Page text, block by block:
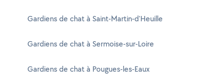
Gardiens de chat à Saint-Martin-d'Heuille
Gardiens de chat à Sermoise-sur-Loire
Gardiens de chat à Pougues-les-Eaux